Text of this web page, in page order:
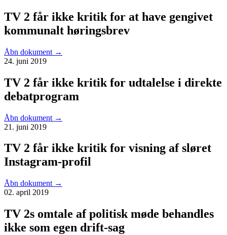
TV 2 får ikke kritik for at have gengivet
kommunalt høringsbrev
Åbn dokument →
24. juni 2019
TV 2 får ikke kritik for udtalelse i direkte
debatprogram
Åbn dokument →
21. juni 2019
TV 2 får ikke kritik for visning af sløret
Instagram-profil
Åbn dokument →
02. april 2019
TV 2s omtale af politisk møde behandles
ikke som egen drift-sag